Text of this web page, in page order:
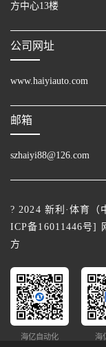
方中心13楼
公司网址
www.haiyiauto.com
邮箱
szhaiyi88@126.com
? 2024 新利·体育
ICP备16011446号]
方
海亿自动化 海